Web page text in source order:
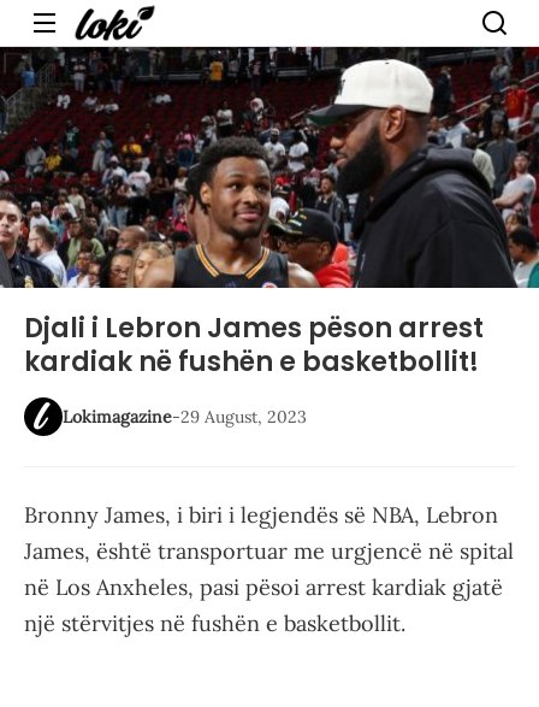
Menu
Djali i Lebron James pëson arrest
kardiak në fushën e basketbollit!
Lokimagazine-29 August, 2023
Bronny James, i biri i legjendës së NBA, Lebron
James, është transportuar me urgjencë në spital
në Los Anxheles, pasi pësoi arrest kardiak gjatë
një stërvitjes në fushën e basketbollit.